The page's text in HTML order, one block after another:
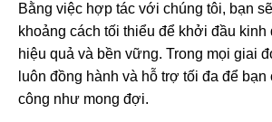
Bằng việc hợp tác với chúng tôi, bạn
khoảng cách tối thiểu để khởi đầu kinh
hiệu quả và bền vững. Trong mọi giai
luôn đồng hành và hỗ trợ tối đa để
công như mong đợi.